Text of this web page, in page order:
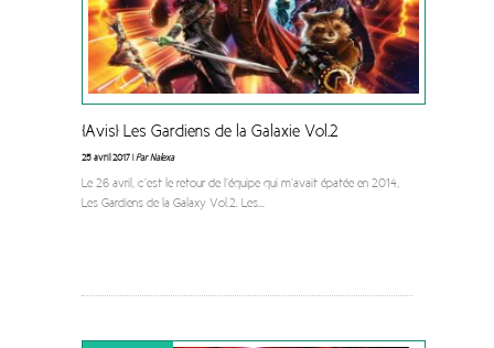
[Avis] Les Gardiens de la Galaxie Vol.2
25 avril 2017 |Par Nalexa
Le 26 avril, c’est le retour de l’équipe qui m’avait épatée en 2014,
Les Gardiens de la Galaxy Vol.2. Les...